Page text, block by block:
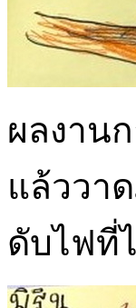
ผลงาน
แล้ววา
ดับไฟที่